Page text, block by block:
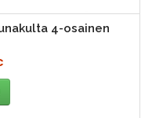
4-osainen